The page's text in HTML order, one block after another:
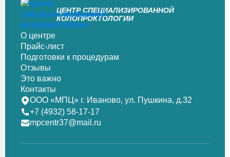
ЦЕНТР СПЕЦИАЛИЗИРОВАННОЙ
КОЛОПРОКТОЛОГИИ
О центре
Прайс-лист
Подготовки к процедурам
Отзывы
Это важно
Контакты
ООО «МПЦ» г. Иваново, ул. Пушкина, д.32
+7 (4932) 58-17-17
mpcentr37@mail.ru